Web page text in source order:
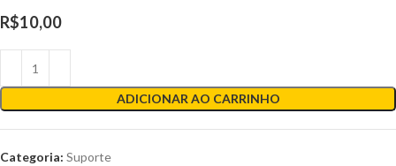
R$10,00
ADICIONAR AO CARRINHO
Categoria: Suporte